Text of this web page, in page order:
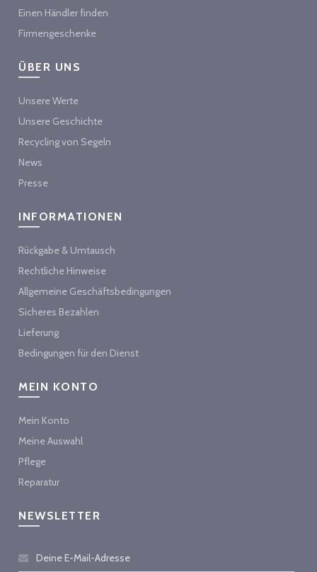
Einen Händler finden
Firmengeschenke
ÜBER UNS
Unsere Werte
Unsere Geschichte
Recycling von Segeln
News
Presse
INFORMATIONEN
Rückgabe & Umtausch
Rechtliche Hinweise
Allgemeine Geschäftsbedingungen
Sicheres Bezahlen
Lieferung
Bedingungen für den Dienst
MEIN KONTO
Mein Konto
Meine Auswahl
Pflege
Reparatur
NEWSLETTER